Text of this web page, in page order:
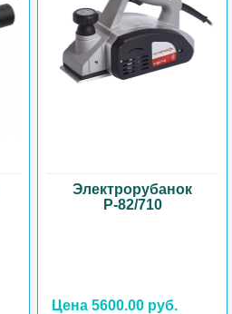
Электрорубанок
Р-82/710
Цена 5600.00 руб.